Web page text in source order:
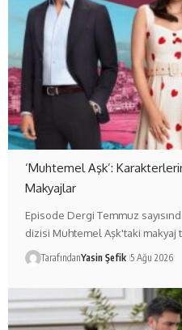
‘Muhtemel Aşk’:
Makyajlar
Episode Dergi Temmuz
dizisi Muhtemel Aşk'taki
TarafındanYasin Şefik 5 Ağu 2026